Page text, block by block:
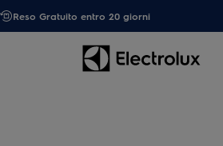
Reso Gratuito entro 20 giorni